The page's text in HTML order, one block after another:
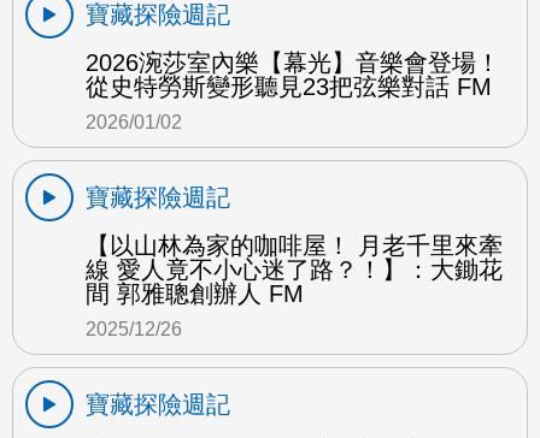
寶藏探險週記
2026涴莎室內樂【幕光】音樂會登場！
從史特勞斯變形聽見23把弦樂對話 FM
2026/01/02
寶藏探險週記
【以山林為家的咖啡屋！ 月老千里來牽
線 愛人竟不小心迷了路？！】：大鋤花
間 郭雅聰創辦人 FM
2025/12/26
寶藏探險週記